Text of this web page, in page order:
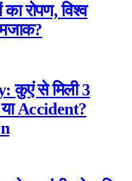
रोपण, विश्व
मजाक?
कुएं से मिली 3
Accident?